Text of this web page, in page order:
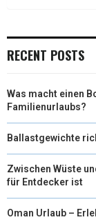
RECENT POSTS
Was macht einen
Familienurlaubs?
Ballastgewichte
Zwischen Wüste
für Entdecker ist
Oman Urlaub –